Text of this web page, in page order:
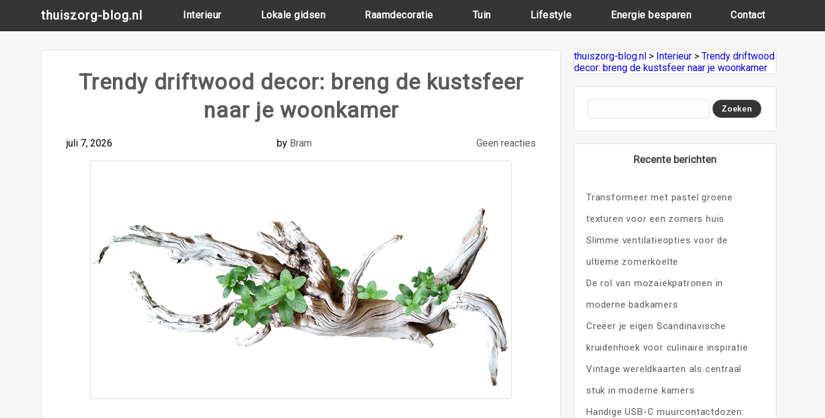
content
thuiszorg-blog.nl Interieur Lokale gidsen Raamdecoratie Tuin Lifestyle Energie besparen Contact
Trendy driftwood decor: breng de kustsfeer
naar je woonkamer
juli 7, 2026 by Bram Geen reacties
thuiszorg-blog.nl> Interieur> Trendy driftwood
decor: breng de kustsfeer naar je woonkamer
Recente berichten
Transformeer met pastel groene
texturen voor een zomers huis
Slimme ventilatieopties voor de
ultieme zomerkoelte
De rol van mozaïekpatronen in
moderne badkamers
Creëer je eigen Scandinavische
kruidenhoek voor culinaire inspiratie
Vintage wereldkaarten als centraal
stuk in moderne kamers
Handige USB-C muurcontactdozen: